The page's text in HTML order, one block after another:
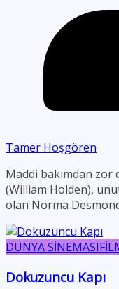
Tamer Hoşgören
Maddi bakımdan zor
(William Holden),
olan Norma
DÜNYA SİNEMASI
Dokuzuncu Kapı